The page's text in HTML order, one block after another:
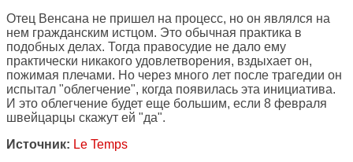
Отец Венсана не пришел на процесс, но он являлся на
нем гражданским истцом. Это обычная практика в
подобных делах. Тогда правосудие не дало ему
практически никакого удовлетворения, вздыхает он,
пожимая плечами. Но через много лет после трагедии он
испытал "облегчение", когда появилась эта инициатива.
И это облегчение будет еще большим, если 8 февраля
швейцарцы скажут ей "да".
Источник: Le Temps